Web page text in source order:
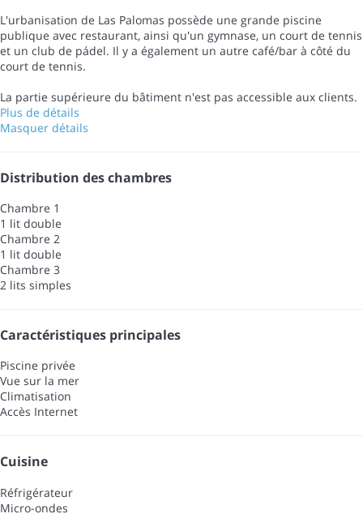
L'urbanisation de Las Palomas possède une grande piscine
publique avec restaurant, ainsi qu'un gymnase, un court de tennis
et un club de pádel. Il y a également un autre café/bar à côté du
court de tennis.
La partie supérieure du bâtiment n'est pas accessible aux clients.
Plus de détails
Masquer détails
Distribution des chambres
Chambre 1
1 lit double
Chambre 2
1 lit double
Chambre 3
2 lits simples
Caractéristiques principales
Piscine privée
Vue sur la mer
Climatisation
Accès Internet
Cuisine
Réfrigérateur
Micro-ondes